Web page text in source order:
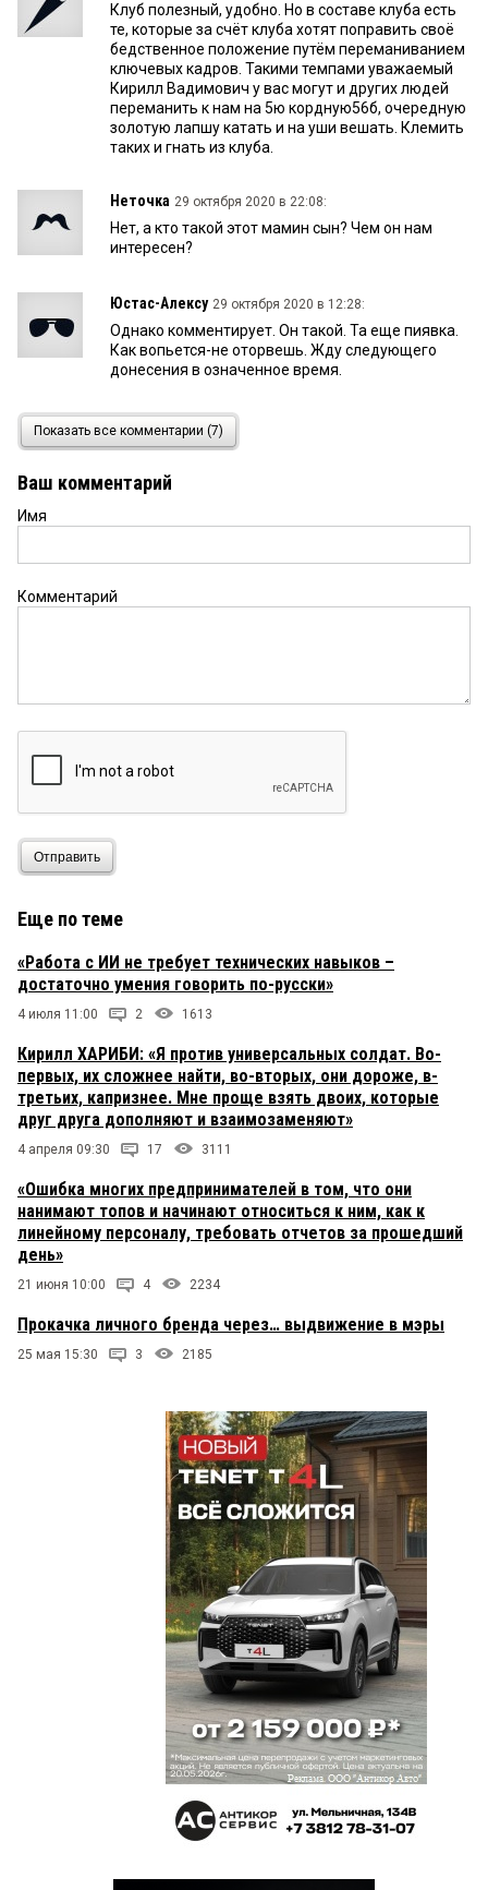
Клуб полезный, удобно. Но в составе клуба есть
те, которые за счёт клуба хотят поправить своё
бедственное положение путём переманиванием
ключевых кадров. Такими темпами уважаемый
Кирилл Вадимович у вас могут и других людей
переманить к нам на 5ю кордную56б, очередную
золотую лапшу катать и на уши вешать. Клемить
таких и гнать из клуба.
Неточка 29 октября 2020 в 22:08:
Нет, а кто такой этот мамин сын? Чем он нам
интересен?
Юстас-Алексу 29 октября 2020 в 12:28:
Однако комментирует. Он такой. Та еще пиявка.
Как вопьется-не оторвешь. Жду следующего
донесения в означенное время.
29 октября 2020 в 09:40:
Олег Лизгунов, зато ваши комментарии — то, без
тоже комментируете?
преувеличений.
28 октября 2020 в 10:57:
Очень интересно. Главное- очень важная
Показать все комментарии (7)
Ваш комментарий
Имя
Комментарий
Отправить
Еще по теме
«Работа с ИИ не требует технических навыков –
достаточно умения говорить по-русски»
4 июля 11:00 2 1613
Кирилл ХАРИБИ: «Я против универсальных солдат. Во-
первых, их сложнее найти, во-вторых, они дороже, в-
третьих, капризнее. Мне проще взять двоих, которые
друг друга дополняют и взаимозаменяют»
4 апреля 09:30 17 3111
«Ошибка многих предпринимателей в том, что они
нанимают топов и начинают относиться к ним, как к
линейному персоналу, требовать отчетов за прошедший
день»
21 июня 10:00 4 2234
Прокачка личного бренда через… выдвижение в мэры
25 мая 15:30 3 2185